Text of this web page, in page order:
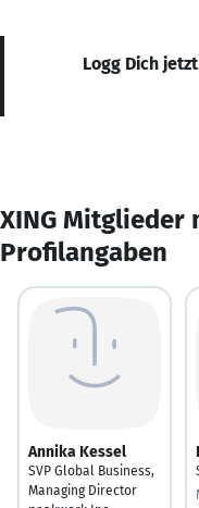
Logg Dich
XING Mitglieder
Profilangaben
Annika Kessel
SVP Global Business,
Managing Director